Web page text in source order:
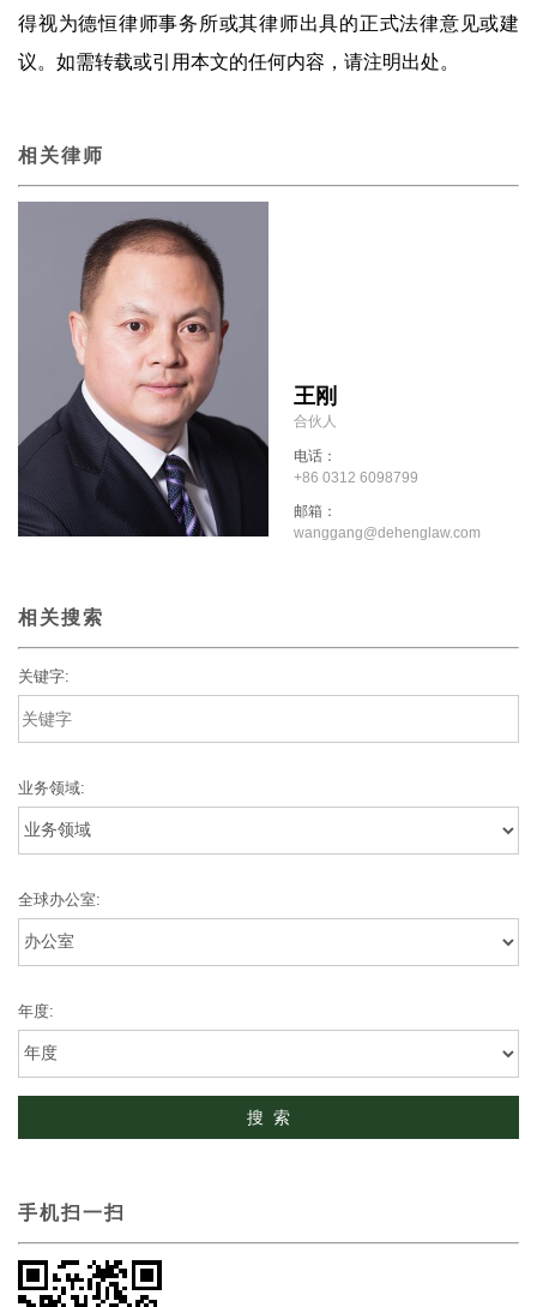
得视为德恒律师事务所或其律师出具的正式法律意见或建
议。如需转载或引用本文的任何内容，请注明出处。
相关律师
王刚
合伙人
电话：
+86 0312 6098799
邮箱：
wanggang@dehenglaw.com
相关搜索
关键字:
业务领域:
全球办公室:
年度:
手机扫一扫